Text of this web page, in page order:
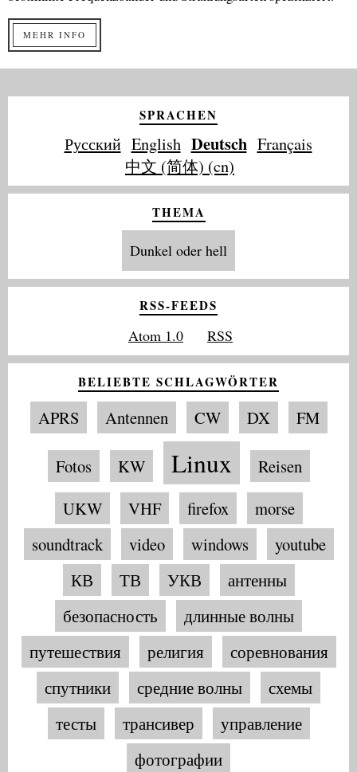
MEHR INFO
SPRACHEN
Русский English Deutsch Français
中文 (简体) (cn)
THEMA
Dunkel oder hell
RSS-FEEDS
Atom 1.0 RSS
BELIEBTE SCHLAGWÖRTER
APRS Antennen CW DX FM
Fotos KW Linux
Reisen
UKW
VHF firefox
morse
soundtrack
video windows
youtube
КВ
ТВ УКВ
антенны
безопасность
длинные волны
путешествия
религия
соревнования
спутники
средние волны
схемы
тесты
трансивер
управление
фотографии